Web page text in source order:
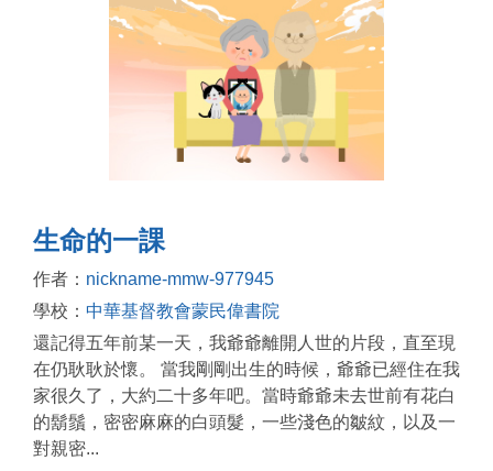
生命的一課
作者： nickname-mmw-977945
學校： 中華基督教會蒙民偉書院
還記得五年前某一天，我爺爺離開人世的片段，直至現
在仍耿耿於懷。 當我剛剛出生的時候，爺爺已經住在我
家很久了，大約二十多年吧。當時爺爺未去世前有花白
的鬍鬚，密密麻麻的白頭髮，一些淺色的皺紋，以及一
對親密...